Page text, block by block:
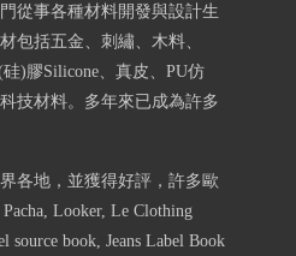
從事各種材料開發與設計生
包括五金、刺繡、木料、
)膠Silicone、真皮、PU仿
技材料。多年來已成為許多
各地，並獲得好評，許多歐
Looker, Le Clothing
source book, Jeans Label Book